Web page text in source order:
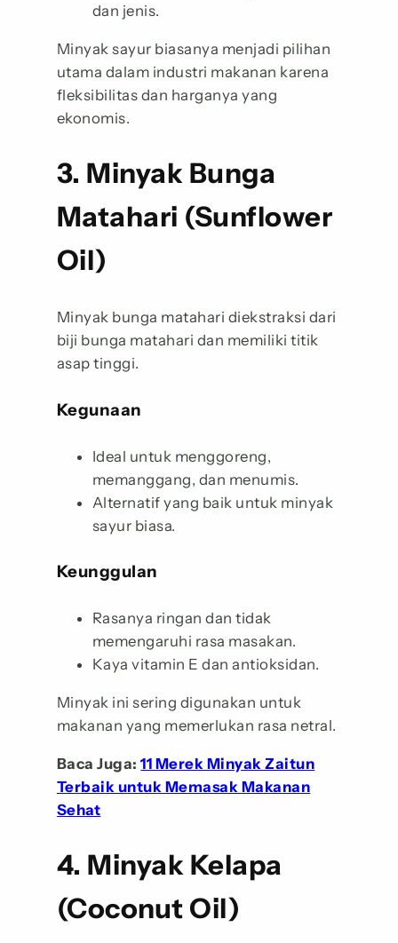
dan jenis.
Minyak sayur biasanya menjadi pilihan
utama dalam industri makanan karena
fleksibilitas dan harganya yang
ekonomis.
3. Minyak Bunga
Matahari (Sunflower
Oil)
Minyak bunga matahari diekstraksi dari
biji bunga matahari dan memiliki titik
asap tinggi.
Kegunaan
Ideal untuk menggoreng,
memanggang, dan menumis.
Alternatif yang baik untuk minyak
sayur biasa.
Keunggulan
Rasanya ringan dan tidak
memengaruhi rasa masakan.
Kaya vitamin E dan antioksidan.
Minyak ini sering digunakan untuk
makanan yang memerlukan rasa netral.
Baca Juga:11 Merek Minyak Zaitun
Terbaik untuk Memasak Makanan
Sehat
4. Minyak Kelapa
(Coconut Oil)